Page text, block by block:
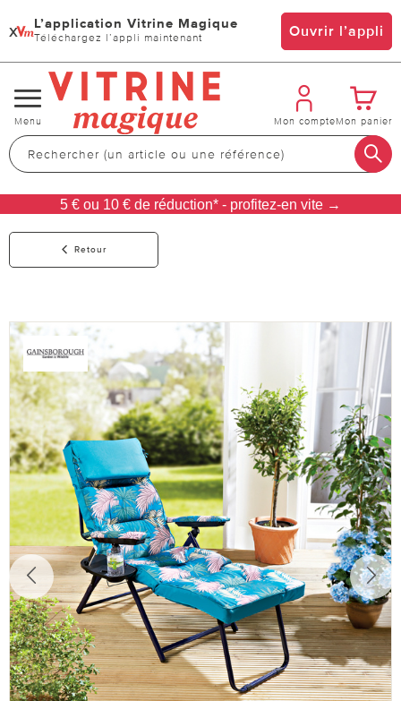
x L’application Vitrine Magique
Téléchargez l’appli maintenant Ouvrir l’appli
Changer
de
navigation
Menu Mon compteMon panier
5 € ou 10 € de réduction* - profitez-en vite →
Retour